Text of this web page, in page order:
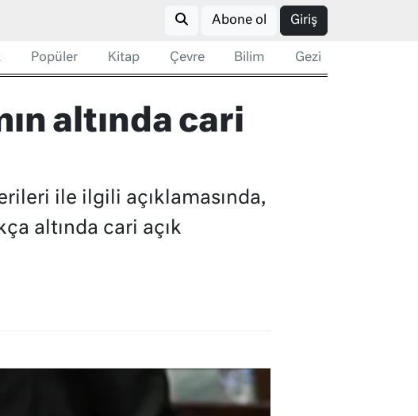
Abone ol Giriş
Popüler Kitap Çevre Bilim Gezi
altında cari
ile ilgili açıklamasında,
altında cari açık